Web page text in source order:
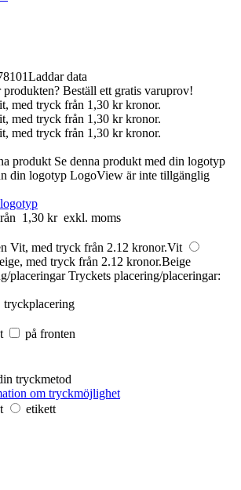
Laddar data
Beställ ett gratis varuprov!
produkt Se denna produkt med din logotyp
din logotyp LogoView är inte tillgänglig
1,30 kr exkl. moms
Vit
Beige
placeringar Tryckets placering/placeringar:
på fronten
tryckmetod
om tryckmöjlighet
etikett